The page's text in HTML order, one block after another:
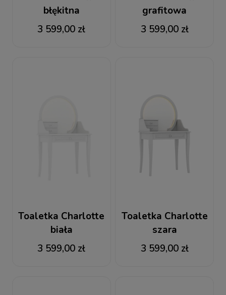
błękitna
3 599,00 zł
grafitowa
3 599,00 zł
Toaletka Charlotte
biała
3 599,00 zł
Toaletka Charlotte
szara
3 599,00 zł